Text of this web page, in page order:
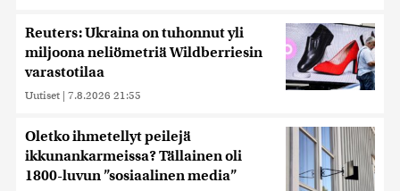
Reuters: Ukraina on tuhonnut yli
miljoona neliömetriä Wildberriesin
varastotilaa
Uutiset | 7.8.2026 21:55
Oletko ihmetellyt peilejä
ikkunankarmeissa? Tällainen oli
1800-luvun ”sosiaalinen media”